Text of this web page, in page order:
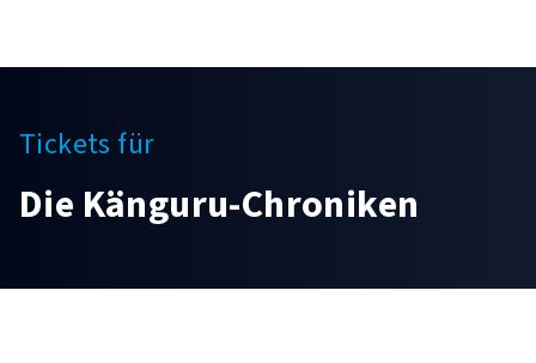
Tickets für
Die Känguru-Chroniken